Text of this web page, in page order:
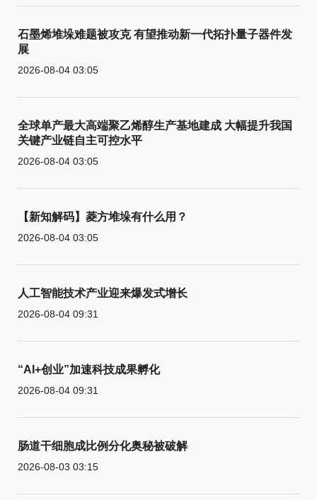
石墨烯堆垛难题被攻克 有望推动新一代拓扑量子器件发
展
2026-08-04 03:05
全球单产最大高端聚乙烯醇生产基地建成 大幅提升我国
关键产业链自主可控水平
2026-08-04 03:05
【新知解码】菱方堆垛有什么用？
2026-08-04 03:05
人工智能技术产业迎来爆发式增长
2026-08-04 09:31
“AI+创业”加速科技成果孵化
2026-08-04 09:31
肠道干细胞成比例分化奥秘被破解
2026-08-03 03:15